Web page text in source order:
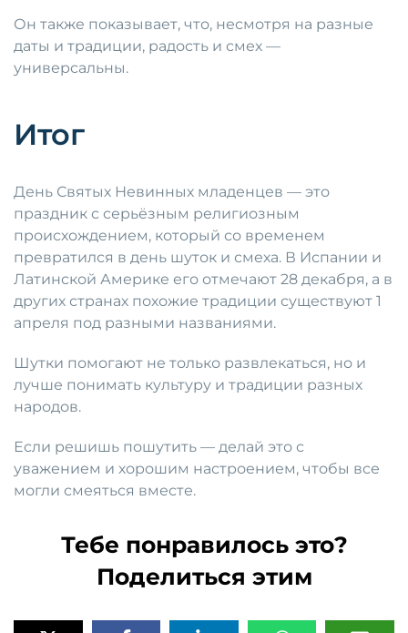
Он также показывает, что, несмотря на разные
даты и традиции, радость и смех —
универсальны.
Итог
День Святых Невинных младенцев — это
праздник с серьёзным религиозным
происхождением, который со временем
превратился в день шуток и смеха. В Испании и
Латинской Америке его отмечают 28 декабря, а в
других странах похожие традиции существуют 1
апреля под разными названиями.
Шутки помогают не только развлекаться, но и
лучше понимать культуру и традиции разных
народов.
Если решишь пошутить — делай это с
уважением и хорошим настроением, чтобы все
могли смеяться вместе.
Тебе понравилось это?
Поделиться этим